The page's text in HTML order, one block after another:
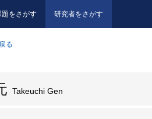
題をさがす 研究者をさがす
る
Takeuchi Gen